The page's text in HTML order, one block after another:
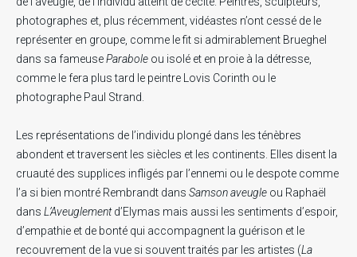
photographes et, plus récemment, vidéastes n’ont cessé de le
représenter en groupe, comme le fit si admirablement Brueghel
dans sa fameuseParabole ou isolé et en proie à la détresse,
comme le fera plus tard le peintre Lovis Corinth ou le
photographe Paul Strand.
Les représentations de l’individu plongé dans les ténèbres
abondent et traversent les siècles et les continents. Elles disent la
cruauté des supplices infligés par l’ennemi ou le despote comme
l’a si bien montré Rembrandt dans Samson aveugle ou Raphaël
dans L’Aveuglementd’Elymas mais aussi les sentiments d’espoir,
d’empathie et de bonté qui accompagnent la guérison et le
recouvrement de la vue si souvent traités par les artistes (La